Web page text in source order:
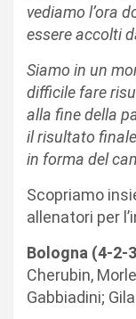
vediamo l’ora
essere accolti
Siamo in un
difficile fare
alla fine della
il risultato
in forma del
Scopriamo
allenatori per
Bologna (4-2-
Cherubin,
Gabbiadini;